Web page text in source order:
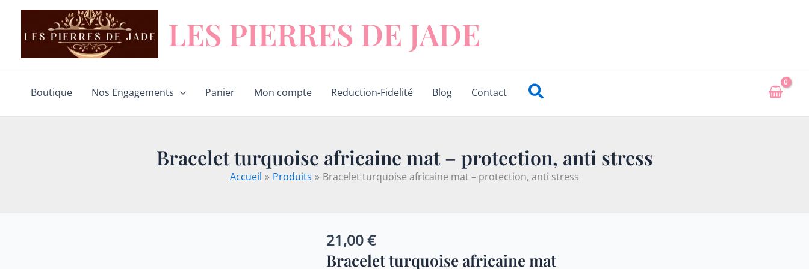
contenu
LES PIERRES DE JADE
Boutique Nos Engagements Panier Mon compte Reduction-Fidelité Blog Contact Rechercher
Bracelet turquoise africaine mat – protection, anti stress
Accueil Produits Bracelet turquoise africaine mat – protection, anti stress
21,00€
Bracelet turquoise africaine mat
quantité
de